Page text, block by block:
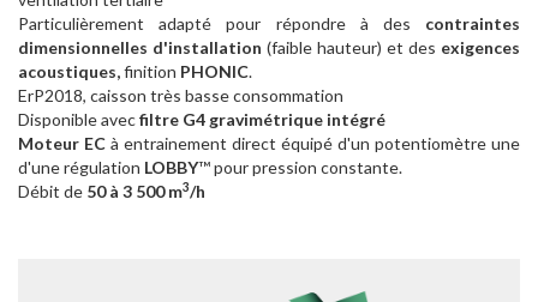
Particulièrement adapté pour répondre à des contraintes
dimensionnelles d'installation (faible hauteur) et des exigences
acoustiques,finition PHONIC.
ErP2018, caisson très basse consommation
Disponible avecfiltre G4 gravimétrique intégré
Moteur EC à entrainement direct équipé d'un potentiomètre une
d'une régulation LOBBY™ pour pression constante.
Débit de 50 à 3 500 m3/h